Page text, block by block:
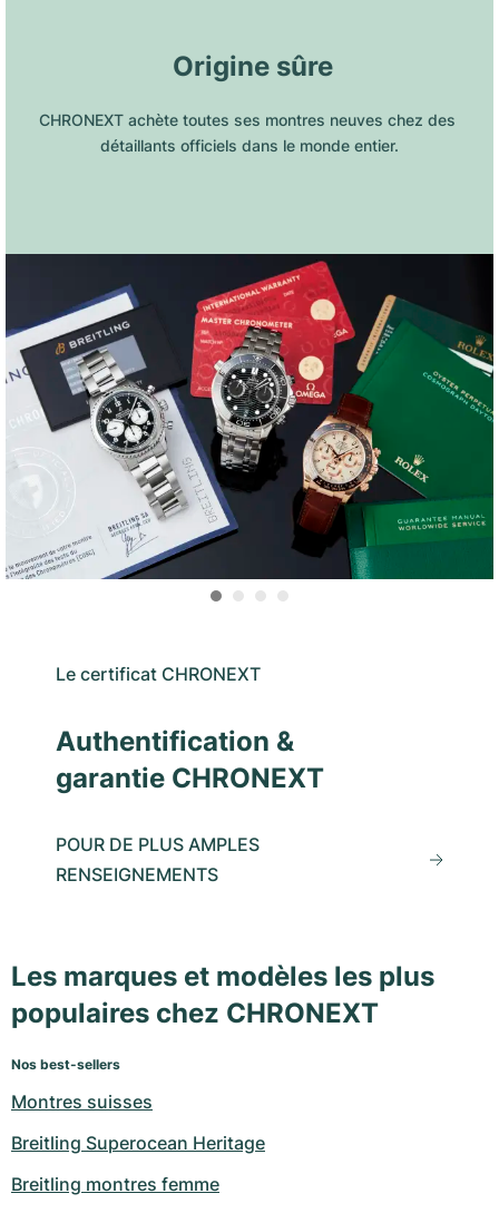
Origine sûre
CHRONEXT achète toutes ses montres neuves chez des
détaillants officiels dans le monde entier.
Le certificat CHRONEXT
Authentification &
garantie CHRONEXT
POUR DE PLUS AMPLES
RENSEIGNEMENTS
Les marques et modèles les plus
populaires chez CHRONEXT
Nos best-sellers
Montres suisses
Breitling Superocean Heritage
Breitling montres femme